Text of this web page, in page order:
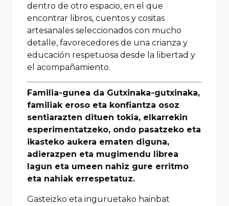
dentro de otro espacio, en el que
encontrar libros, cuentos y cositas
artesanales seleccionados con mucho
detalle, favorecedores de una crianza y
educación respetuosa desde la libertad y
el acompañamiento.
Familia-gunea da Gutxinaka-gutxinaka,
familiak eroso eta konfiantza osoz
sentiarazten dituen tokia, elkarrekin
esperimentatzeko, ondo pasatzeko eta
ikasteko aukera ematen diguna,
adierazpen eta mugimendu librea
lagun eta umeen nahiz gure erritmo
eta nahiak errespetatuz.
Gasteizko eta inguruetako hainbat